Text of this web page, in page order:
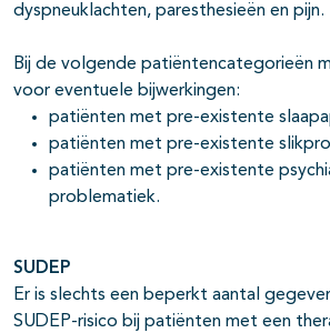
dyspneuklachten, paresthesieën en pijn.
Bij de volgende patiëntencategorieën
voor eventuele bijwerkingen:
patiënten met pre-existente
patiënten met pre-existente
patiënten met pre-existente
problematiek.
SUDEP
Er is slechts een beperkt aantal
SUDEP-risico bij patiënten met een